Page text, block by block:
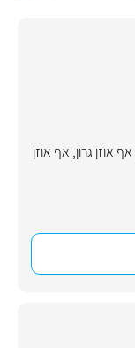
אף אוזן גרון, אף אוזן